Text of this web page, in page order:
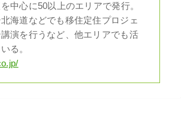
中心に50以上のエリアで発行。
海道などでも移住定住プロジェ
演を行うなど、他エリアでも活
る。